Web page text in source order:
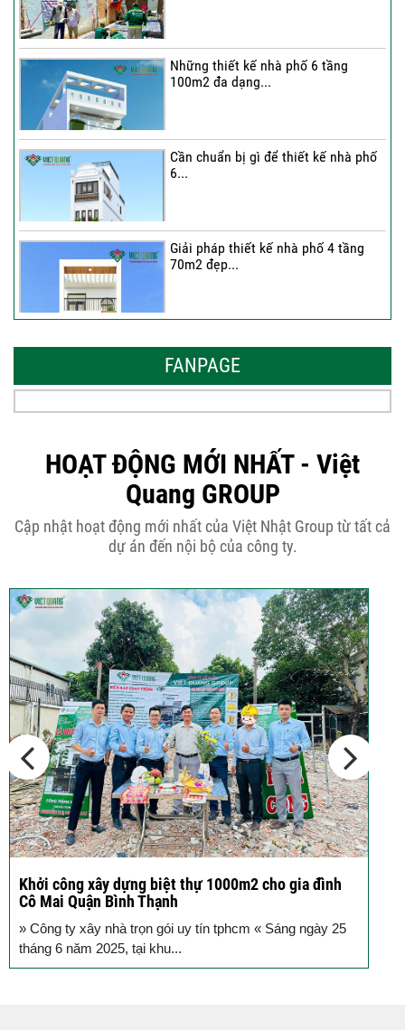
Những thiết kế nhà phố 6 tầng
100m2 đa dạng...
Cần chuẩn bị gì để thiết kế nhà phố
6...
Giải pháp thiết kế nhà phố 4 tầng
70m2 đẹp...
đẹp, sang...
50m2...
Những điều cần biết khi thiết kế nhà
phố 5...
Cập nhật xu thế thiết kế nhà phố 5
tầng...
Các thiết kế nhà phố 2 tầng 110m2
đơn giản,...
FANPAGE
HOẠT ĐỘNG MỚI NHẤT - Việt
Quang GROUP
Cập nhật hoạt động mới nhất của Việt Nhật Group từ tất cả
dự án đến nội bộ của công ty.
Khởi công xây dựng biệt thự 1000m2 cho gia đình
Cô Mai Quận Bình Thạnh
» Công ty xây nhà trọn gói uy tín tphcm « Sáng ngày 25
tháng 6 năm 2025, tại khu...